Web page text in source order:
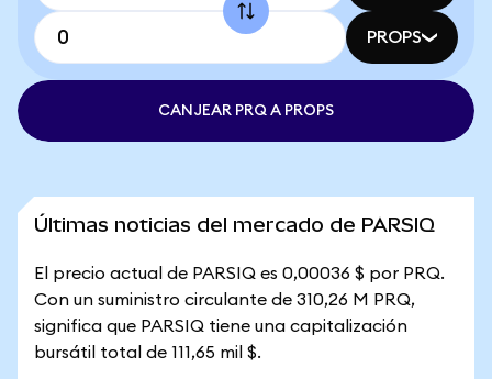
PROPS
CANJEAR PRQ A PROPS
Últimas noticias del mercado de PARSIQ
El precio actual de PARSIQ es 0,00036 $ por PRQ.
Con un suministro circulante de 310,26 M PRQ,
significa que PARSIQ tiene una capitalización
bursátil total de 111,65 mil $.